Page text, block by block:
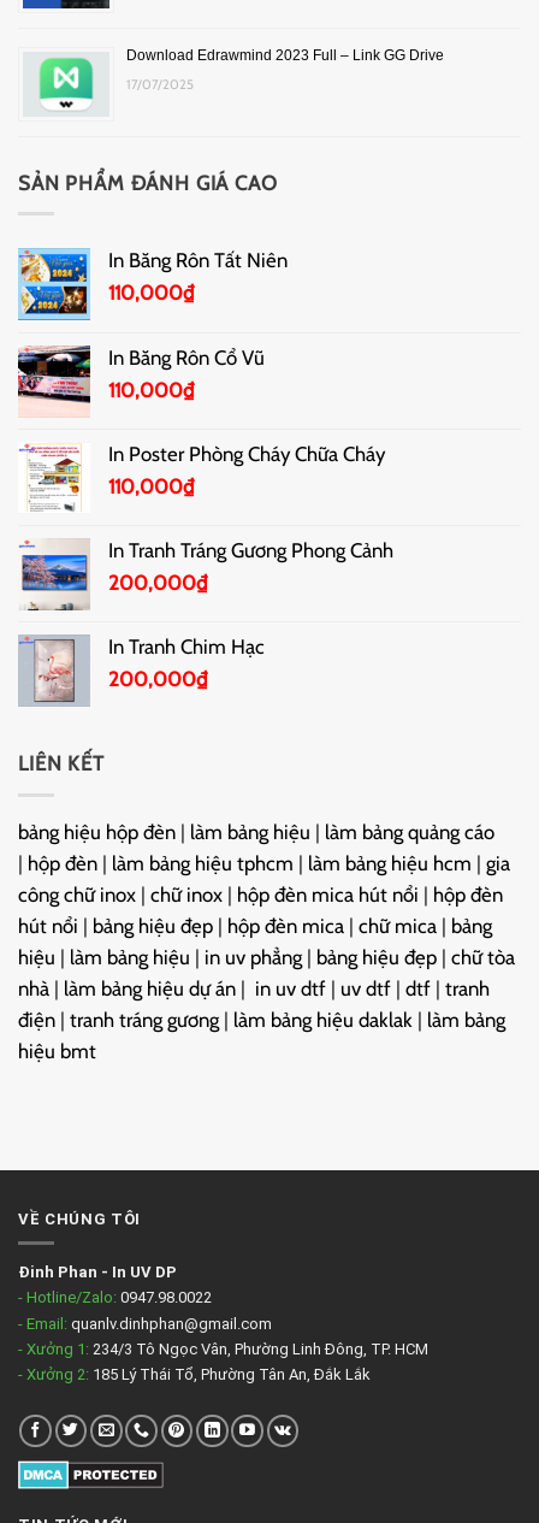
Download Edrawmind 2023 Full – Link GG Drive
17/07/2025
SẢN PHẨM ĐÁNH GIÁ CAO
In Băng Rôn Tất Niên
110,000₫
In Băng Rôn Cổ Vũ
110,000₫
In Poster Phòng Cháy Chữa Cháy
110,000₫
In Tranh Tráng Gương Phong Cảnh
200,000₫
In Tranh Chim Hạc
200,000₫
LIÊN KẾT
bảng hiệu hộp đèn | làm bảng hiệu | làm bảng quảng cáo
| hộp đèn | làm bảng hiệu tphcm | làm bảng hiệu hcm | gia
công chữ inox | chữ inox | hộp đèn mica hút nổi | hộp đèn
hút nổi | bảng hiệu đẹp | hộp đèn mica | chữ mica | bảng
hiệu | làm bảng hiệu | in uv phẳng | bảng hiệu đẹp | chữ tòa
nhà | làm bảng hiệu dự án | in uv dtf | uv dtf | dtf | tranh
điện | tranh tráng gương | làm bảng hiệu daklak | làm bảng
hiệu bmt
VỀ CHÚNG TÔI
Đinh Phan - In UV DP
- Hotline/Zalo: 0947.98.0022
- Email: quanlv.dinhphan@gmail.com
- Xưởng 1: 234/3 Tô Ngọc Vân, Phường Linh Đông, TP. HCM
- Xưởng 2: 185 Lý Thái Tổ, Phường Tân An, Đắk Lắk